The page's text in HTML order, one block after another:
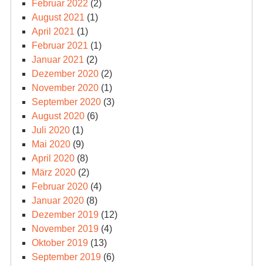
Februar 2022 (2)
August 2021 (1)
April 2021 (1)
Februar 2021 (1)
Januar 2021 (2)
Dezember 2020(2)
November 2020(1)
September 2020(3)
August 2020(6)
Juli 2020(1)
Mai 2020(9)
April 2020(8)
März 2020(2)
Februar 2020(4)
Januar 2020(8)
Dezember 2019(12)
November 2019(4)
Oktober 2019(13)
September 2019(6)